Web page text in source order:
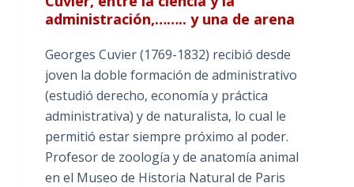
administración,…….. y una de arena
Georges Cuvier (1769-1832) recibió desde
joven la doble formación de administrativo
(estudió derecho, economía y práctica
administrativa) y de naturalista, lo cual le
permitió estar siempre próximo al poder.
Profesor de zoología y de anatomía animal
en el Museo de Historia Natural de Paris